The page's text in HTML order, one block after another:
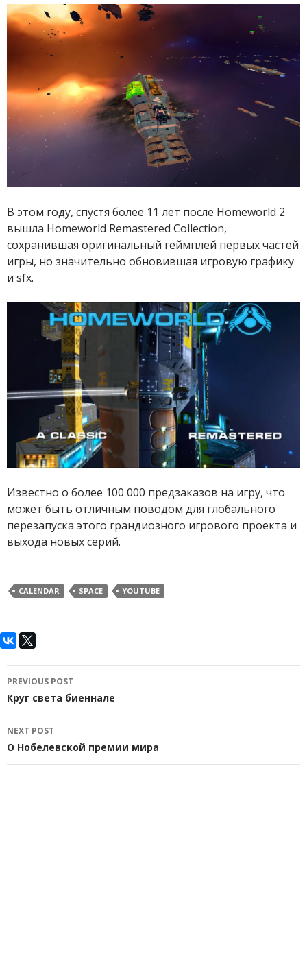
В этом году, спустя более 11 лет после Homeworld 2
вышла Homeworld Remastered Collection,
сохранившая оригинальный геймплей первых частей
игры, но значительно обновившая игровую графику
и sfx.
Известно о более 100 000 предзаказов на игру, что
может быть отличным поводом для глобального
перезапуска этого грандиозного игрового проекта и
выхода новых серий.
CALENDAR SPACE YOUTUBE
Post
navigation
PREVIOUS POST
Круг света биеннале
NEXT POST
О Нобелевской премии мира